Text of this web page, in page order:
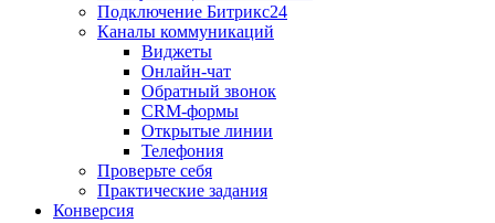
Подключение Битрикс24
Каналы коммуникаций
Виджеты
Онлайн-чат
Обратный звонок
CRM-формы
Открытые линии
Телефония
Проверьте себя
Практические задания
Конверсия